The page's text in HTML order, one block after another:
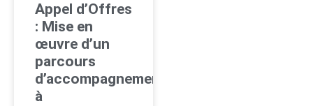
Appel d’Offres
: Mise en
œuvre d’un
parcours
d’accompagnement
à